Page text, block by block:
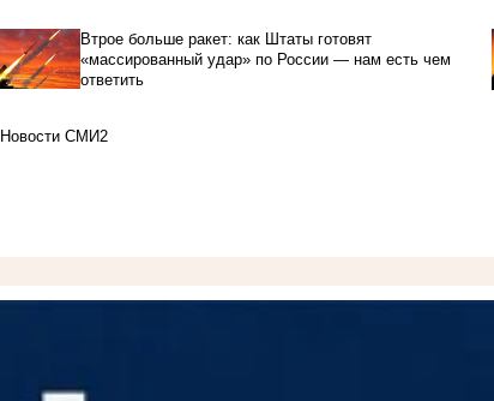
Втрое больше ракет: как Штаты готовят
«массированный удар» по России — нам есть чем
ответить
Новости СМИ2